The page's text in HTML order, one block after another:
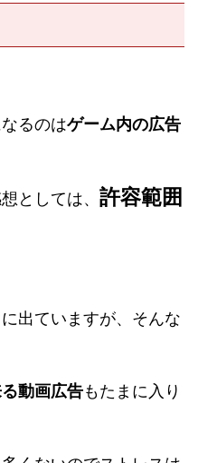
るのはゲーム内の広告
としては、 許容範囲
出ていますが、そんな
動画広告もたまに入り